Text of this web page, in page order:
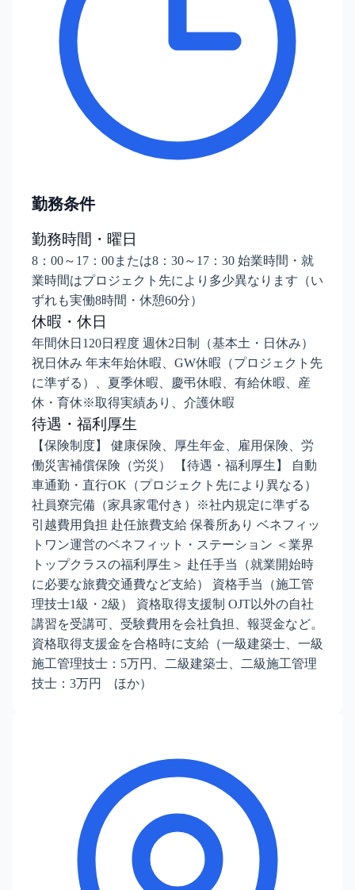
勤務条件
勤務時間・曜日
8：00～17：00または8：30～17：30 始業時間・就
業時間はプロジェクト先により多少異なります（い
ずれも実働8時間・休憩60分）
休暇・休日
年間休日120日程度 週休2日制（基本土・日休み）
祝日休み 年末年始休暇、GW休暇（プロジェクト先
に準ずる）、夏季休暇、慶弔休暇、有給休暇、産
休・育休※取得実績あり、介護休暇
待遇・福利厚生
【保険制度】 健康保険、厚生年金、雇用保険、労
働災害補償保険（労災） 【待遇・福利厚生】 自動
車通勤・直行OK（プロジェクト先により異なる）
社員寮完備（家具家電付き）※社内規定に準ずる
引越費用負担 赴任旅費支給 保養所あり ベネフィッ
トワン運営のベネフィット・ステーション ＜業界
トップクラスの福利厚生＞ 赴任手当（就業開始時
に必要な旅費交通費など支給） 資格手当（施工管
理技士1級・2級） 資格取得支援制 OJT以外の自社
講習を受講可、受験費用を会社負担、報奨金など。
資格取得支援金を合格時に支給（一級建築士、一級
施工管理技士：5万円、二級建築士、二級施工管理
技士：3万円 ほか）